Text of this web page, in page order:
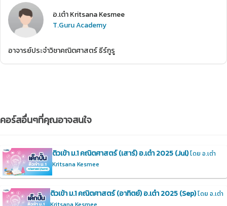
อ.เต๋า Kritsana Kesmee
T.Guru Academy
อาจารย์ประจำวิชาคณิตศาสตร์ ธีร์กูรู
คอร์สอื่นๆที่คุณอาจสนใจ
ติวเข้า ม.1 คณิตศาสตร์ (เสาร์) อ.เต๋า 2025 (Jul)โดย อ.เต๋า
Kritsana Kesmee
ติวเข้า ม.1 คณิตศาสตร์ (อาทิตย์) อ.เต๋า 2025 (Sep)โดย อ.เต๋า